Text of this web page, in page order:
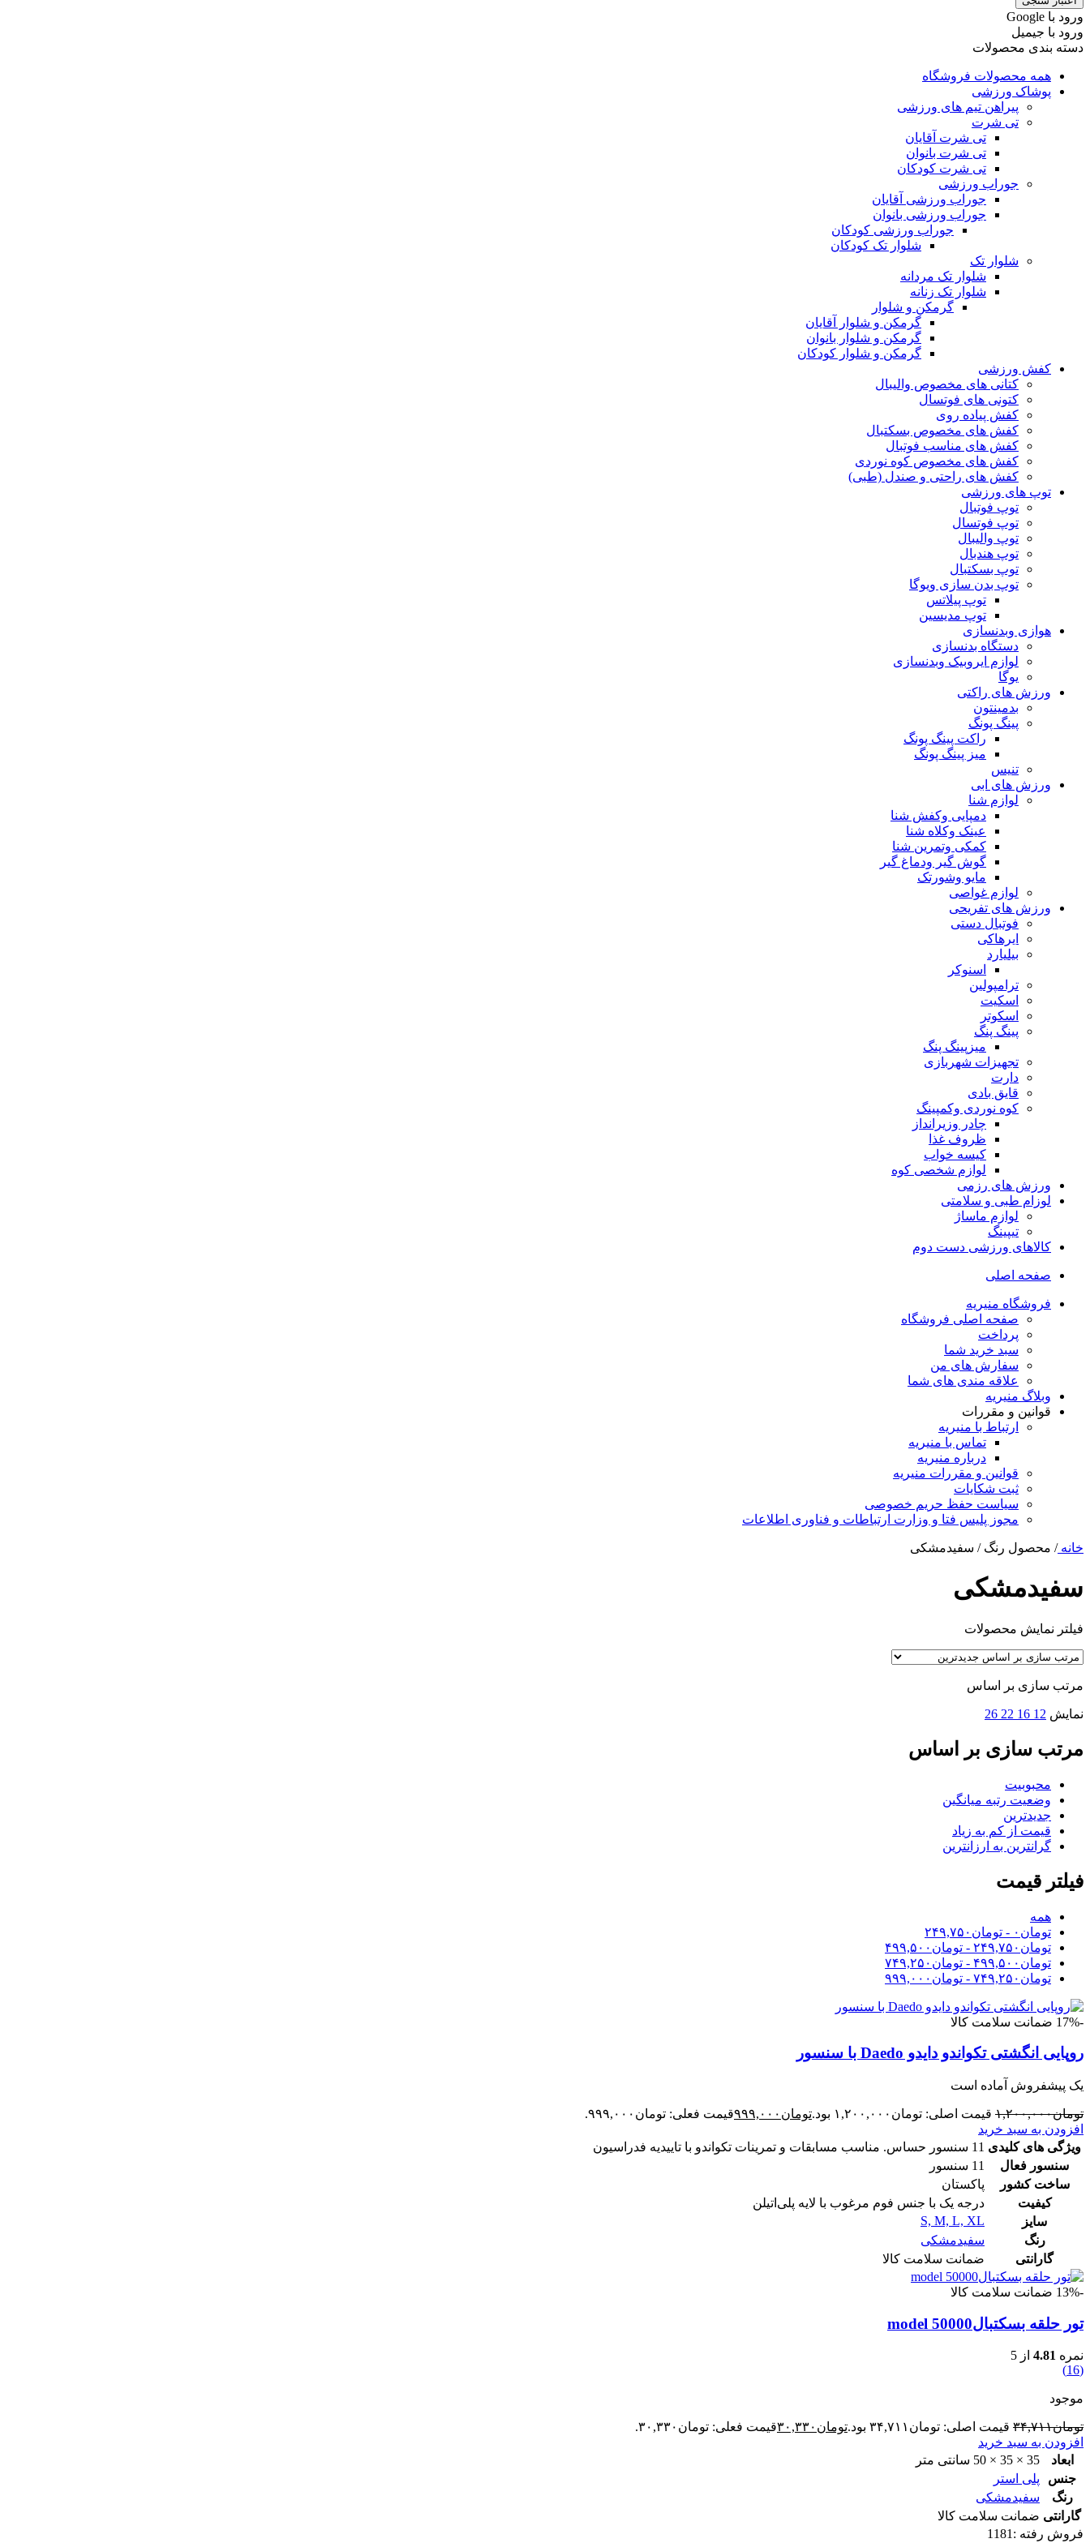
ورود با ‫Google
ورود با جیمیل
دسته بندی محصولات
همه محصولات فروشگاه
پوشاک ورزشی
پیراهن تیم های ورزشی
تی شرت
تی شرت آقایان
تی شرت بانوان
تی شرت کودکان
جوراب ورزشی
جوراب ورزشی آقایان
جوراب ورزشی بانوان
جوراب ورزشی کودکان
شلوار تک کودکان
شلوار تک
شلوار تک مردانه
شلوار تک زنانه
گرمکن و شلوار
گرمکن و شلوار آقایان
گرمکن و شلوار بانوان
گرمکن و شلوار کودکان
کفش ورزشی
کتانی های مخصوص والیبال
کتونی های فوتسال
کفش پیاده روی
کفش های مخصوص بسکتبال
کفش های مناسب فوتبال
کفش های مخصوص کوه نوردی
کفش های راحتی و صندل (طبی)
توپ های ورزشی
توپ فوتبال
توپ فوتسال
توپ والیبال
توپ هندبال
توپ بسکتبال
توپ بدن سازی ویوگا
توپ پیلاتس
توپ مدیسین
هوازی وبدنسازی
دستگاه بدنسازی
لوازم ایروبیک وبدنسازی
یوگا
ورزش های راکتی
بدمینتون
پینگ پونگ
راکت پینگ پونگ
میز پینگ پونگ
تنیس
ورزش های ابی
لوازم شنا
دمپایی وکفش شنا
عینک وکلاه شنا
کمکی وتمرین شنا
گوش گیر ودماغ گیر
مایو وشورتک
لوازم غواصی
ورزش های تفریحی
فوتبال دستی
ایرهاکی
بیلیارد
اسنوکر
ترامپولین
اسکیت
اسکوتر
پینگ پنگ
میزپینگ پنگ
تجهیزات شهربازی
دارت
قایق بادی
کوه نوردی وکمپینگ
چادر وزیرانداز
ظروف غذا
کیسه خواب
لوازم شخصی کوه
ورزش های رزمی
لوزام طبی و سلامتی
لوازم ماساژ
تیپینگ
کالاهای ورزشی دست دوم
صفحه اصلی
فروشگاه منیریه
صفحه اصلی فروشگاه
پرداخت
سبد خرید شما
سفارش های من
علاقه مندی های شما
وبلاگ منیریه
قوانین و مقررات
ارتباط با منیریه
تماس با منیریه
درباره منیریه
قوانین و مقررات منیریه
ثبت شکایات
سیاست حفظ حریم خصوصی
مجوز پلیس فتا و وزارت ارتباطات و فناوری اطلاعات
خانه/ محصول رنگ/ سفیدمشکی
سفیدمشکی
فیلتر نمایش محصولات
مرتب سازی بر اساس
نمایش 12
16
22
26
مرتب سازی بر اساس
محبوبیت
وضعیت رتبه میانگین
جدیدترین
قیمت از کم به زیاد
گرانترین به ارزانترین
فیلتر قیمت
همه
تومان ۰ - تومان ۲۴۹,۷۵۰
تومان ۲۴۹,۷۵۰ - تومان ۴۹۹,۵۰۰
تومان ۴۹۹,۵۰۰ - تومان ۷۴۹,۲۵۰
تومان ۷۴۹,۲۵۰ - تومان ۹۹۹,۰۰۰
-17% ضمانت سلامت کالا
روپایی انگشتی تکواندو دایدو Daedo با سنسور
یک پیشفروش آماده است
تومان۱,۲۰۰,۰۰۰ قیمت اصلی: تومان۱,۲۰۰,۰۰۰ بود. تومان ۹۹۹,۰۰۰قیمت فعلی: تومان۹۹۹,۰۰۰.
افزودن به سبد خرید
ویژگی های کلیدی 11 سنسور حساس. مناسب مسابقات و تمرینات تکواندو با تاییدیه فدراسیون
سنسور فعال
11 سنسور
ساخت کشور
پاکستان
کیفیت
درجه یک با جنس فوم مرغوب با لایه پلی‌اتیلن
سایز
S, M, L, XL
رنگ
سفیدمشکی
گارانتی
ضمانت سلامت کالا
-13% ضمانت سلامت کالا
تور حلقه بسکتبالmodel 50000
نمره 4.81 از 5
(16)
موجود
تومان۳۴,۷۱۱ قیمت اصلی: تومان۳۴,۷۱۱ بود. تومان ۳۰,۳۳۰قیمت فعلی: تومان۳۰,۳۳۰.
افزودن به سبد خرید
ابعاد
35 × 35 × 50 سانتی متر
جنس
پلی استر
رنگ
سفیدمشکی
گارانتی ضمانت سلامت کالا
فروش رفته : 1181